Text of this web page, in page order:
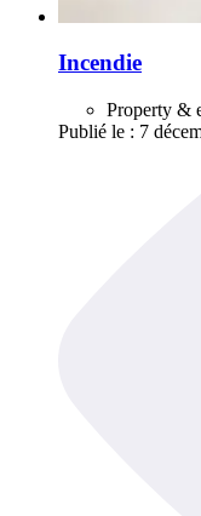
Incendie
Property &
Publié le : 7